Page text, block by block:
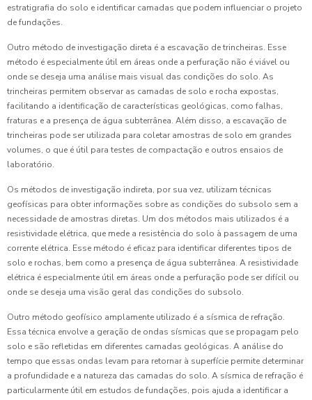
estratigrafia do solo e identificar camadas que podem influenciar o projeto
de fundações.
Outro método de investigação direta é a escavação de trincheiras. Esse
método é especialmente útil em áreas onde a perfuração não é viável ou
onde se deseja uma análise mais visual das condições do solo. As
trincheiras permitem observar as camadas de solo e rocha expostas,
facilitando a identificação de características geológicas, como falhas,
fraturas e a presença de água subterrânea. Além disso, a escavação de
trincheiras pode ser utilizada para coletar amostras de solo em grandes
volumes, o que é útil para testes de compactação e outros ensaios de
laboratório.
Os métodos de investigação indireta, por sua vez, utilizam técnicas
geofísicas para obter informações sobre as condições do subsolo sem a
necessidade de amostras diretas. Um dos métodos mais utilizados é a
resistividade elétrica, que mede a resistência do solo à passagem de uma
corrente elétrica. Esse método é eficaz para identificar diferentes tipos de
solo e rochas, bem como a presença de água subterrânea. A resistividade
elétrica é especialmente útil em áreas onde a perfuração pode ser difícil ou
onde se deseja uma visão geral das condições do subsolo.
Outro método geofísico amplamente utilizado é a sísmica de refração.
Essa técnica envolve a geração de ondas sísmicas que se propagam pelo
solo e são refletidas em diferentes camadas geológicas. A análise do
tempo que essas ondas levam para retornar à superfície permite determinar
a profundidade e a natureza das camadas do solo. A sísmica de refração é
particularmente útil em estudos de fundações, pois ajuda a identificar a